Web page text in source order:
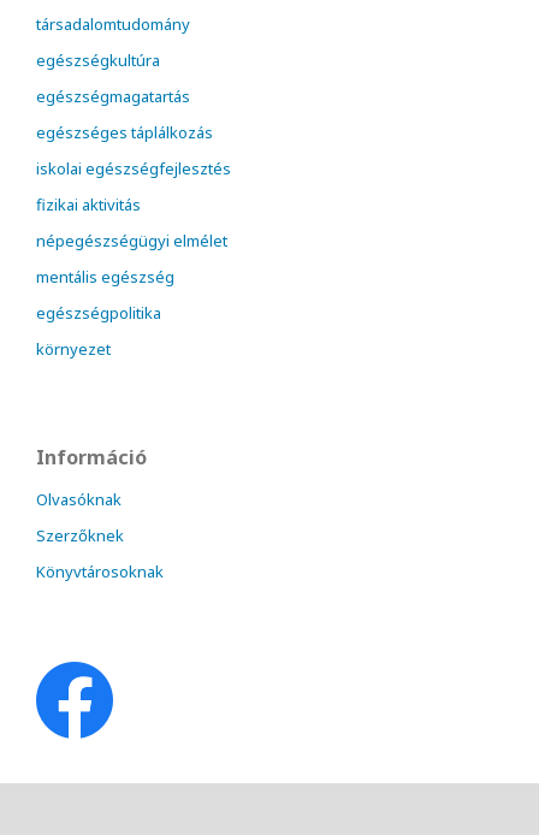
társadalomtudomány
egészségkultúra
egészségmagatartás
egészséges táplálkozás
iskolai egészségfejlesztés
fizikai aktivitás
népegészségügyi elmélet
mentális egészség
egészségpolitika
környezet
Információ
Olvasóknak
Szerzőknek
Könyvtárosoknak